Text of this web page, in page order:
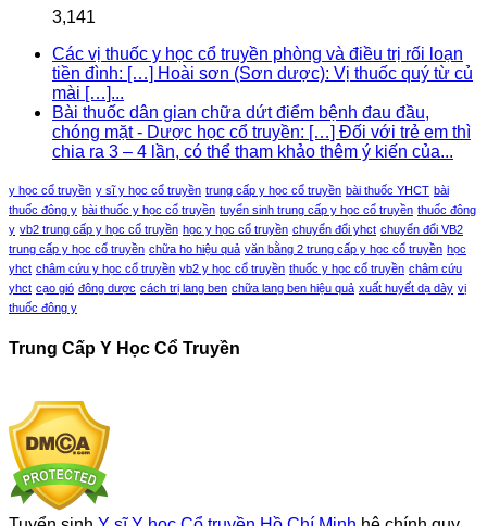
3,141
Các vị thuốc y học cổ truyền phòng và điều trị rối loạn
tiền đình: […] Hoài sơn (Sơn dược): Vị thuốc quý từ củ
mài […]...
Bài thuốc dân gian chữa dứt điểm bệnh đau đầu,
chóng mặt - Dược học cổ truyền: […] Đối với trẻ em thì
chia ra 3 – 4 lần, có thể tham khảo thêm ý kiến của...
y học cổ truyền y sĩ y học cổ truyền trung cấp y học cổ truyền bài thuốc YHCT bài
thuốc đông y bài thuốc y học cổ truyền tuyển sinh trung cấp y học cổ truyền thuốc đông
y vb2 trung cấp y học cổ truyền học y học cổ truyền chuyển đổi yhct chuyển đổi VB2
trung cấp y học cổ truyền chữa ho hiệu quả văn bằng 2 trung cấp y học cổ truyền học
yhct châm cứu y học cổ truyền vb2 y học cổ truyền thuốc y học cổ truyền châm cứu
yhct cạo gió đông dược cách trị lang ben chữa lang ben hiệu quả xuất huyết dạ dày vị
thuốc đông y
Trung Cấp Y Học Cổ Truyền